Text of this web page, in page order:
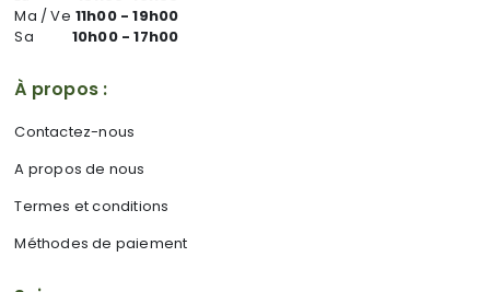
Ma / Ve 11h00 - 19h00
Sa
10h00 - 17h00
À propos :
Contactez-nous
A propos de nous
Termes et conditions
Méthodes de paiement